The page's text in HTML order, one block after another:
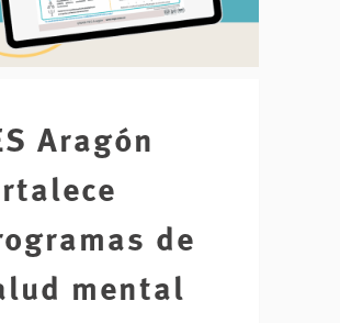
Aragón
de
mental